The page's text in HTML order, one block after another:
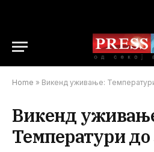
Home » Викенд уживање:
Викенд
Температури до